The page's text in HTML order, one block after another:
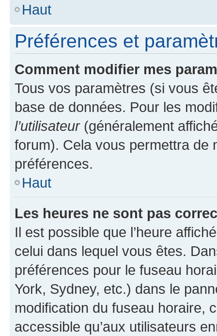
Haut
Préférences et
Comment modifier mes
Tous vos paramètres (si vous
base de données. Pour les
l’utilisateur(généralement
forum). Cela vous permettra de
préférences.
Haut
Les heures ne sont pas
Il est possible que l’heure
celui dans lequel vous êtes.
préférences pour le fuseau
York, Sydney, etc.) dans le
modification du fuseau horaire,
accessible qu’aux utilisateurs